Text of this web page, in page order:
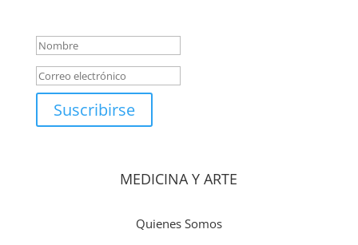
Suscribirse
MEDICINA Y ARTE
Quienes Somos